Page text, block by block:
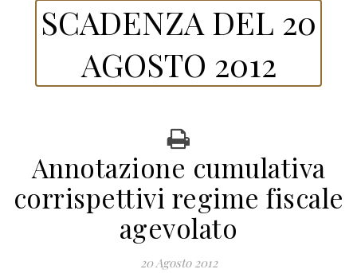
SCADENZA DEL 20
AGOSTO 2012
Annotazione cumulativa
corrispettivi regime fiscale
agevolato
20 Agosto 2012